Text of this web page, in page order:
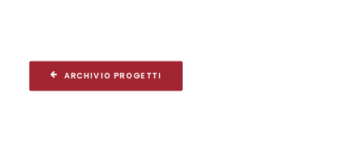
ARCHIVIO PROGETTI